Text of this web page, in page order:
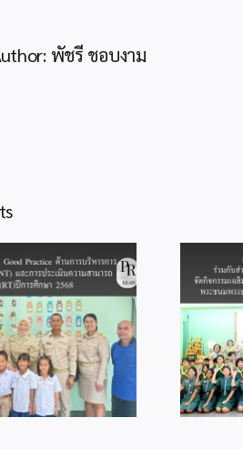
พัชรี ชอบงาม
งานลูกเสือจังหวัดกระบี่
กับสำนักงานลูกเสือเขต
ที่การศึกษากระบี่ จัด
กรรมเฉลิมพระเกียรติ
ในโอกาสมหามงคลวัน
มพระชนมพรรษา 74
รษา พระบาทสมเด็จ
พระเจ้าอยู่หัว